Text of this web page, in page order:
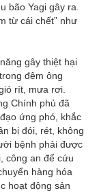
bão Yagi gây ra.
từ cái chết” như
gây thiệt hại
đêm ông
rít, mưa rơi.
Chính phủ đã
ứng phó, khắc
bị đói, rét, không
bệnh phải được
công an để cứu
hàng hóa
hoạt động sản